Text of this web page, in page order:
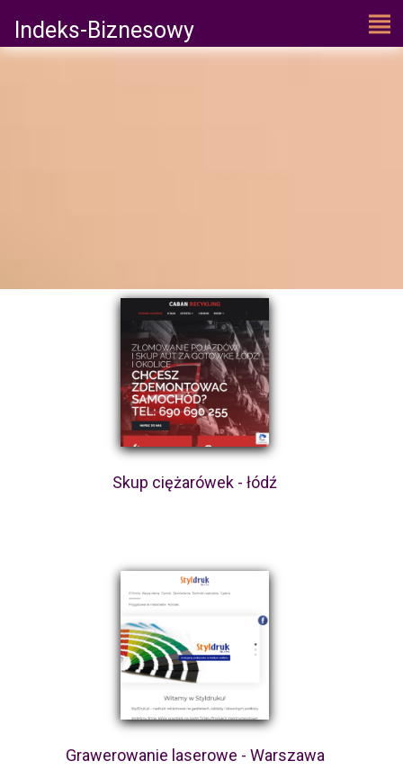
Indeks-Biznesowy
Skup ciężarówek - łódź
Grawerowanie laserowe - Warszawa